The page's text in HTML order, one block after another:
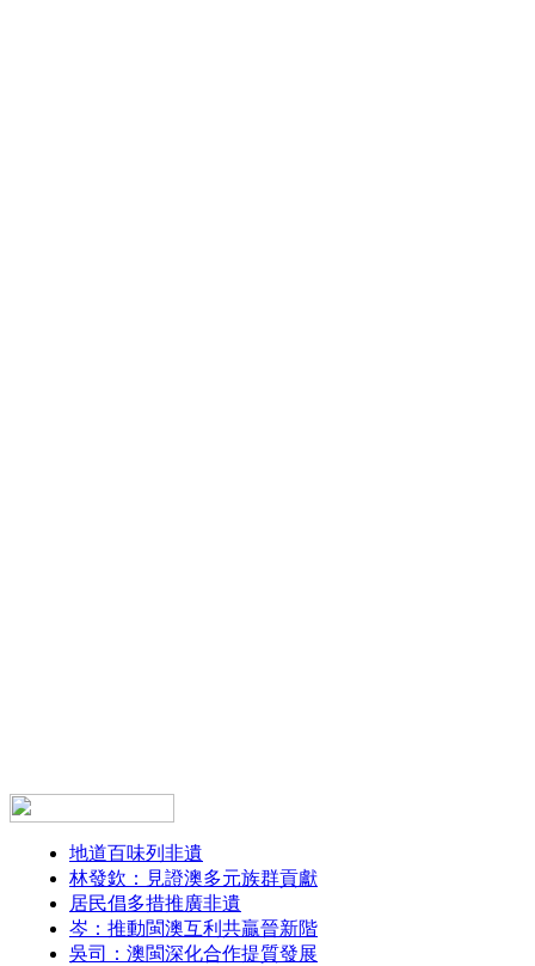
地道百味列非遺
林發欽：見證澳多元族群貢獻
居民倡多措推廣非遺
岑：推動閩澳互利共贏晉新階
吳司：澳閩深化合作提質發展